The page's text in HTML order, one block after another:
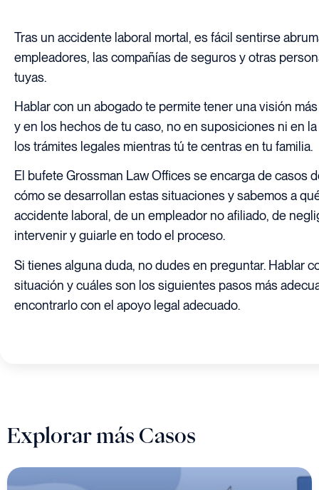
Tras un accidente laboral mortal, es fácil sentirse
empleadores, las compañías de seguros y otras
tuyas.
Hablar con un abogado te permite tener una visión
y en los hechos de tu caso, no en suposiciones ni en
los trámites legales mientras tú te centras en tu familia.
El bufete Grossman Law Offices se encarga de casos
cómo se desarrollan estas situaciones y sabemos a
accidente laboral, de un empleador no afiliado, de
intervenir y guiarle en todo el proceso.
Si tienes alguna duda, no dudes en preguntar. Hablar
situación y cuáles son los siguientes pasos más
encontrarlo con el apoyo legal adecuado.
Explorar más Casos